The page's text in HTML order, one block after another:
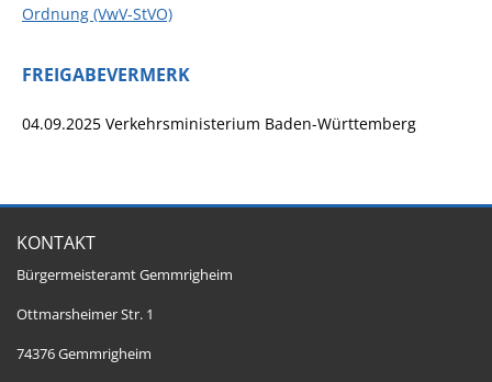
Ordnung (VwV-StVO)
FREIGABEVERMERK
04.09.2025 Verkehrsministerium Baden-Württemberg
KONTAKT
Bürgermeisteramt Gemmrigheim
Ottmarsheimer Str. 1
74376 Gemmrigheim